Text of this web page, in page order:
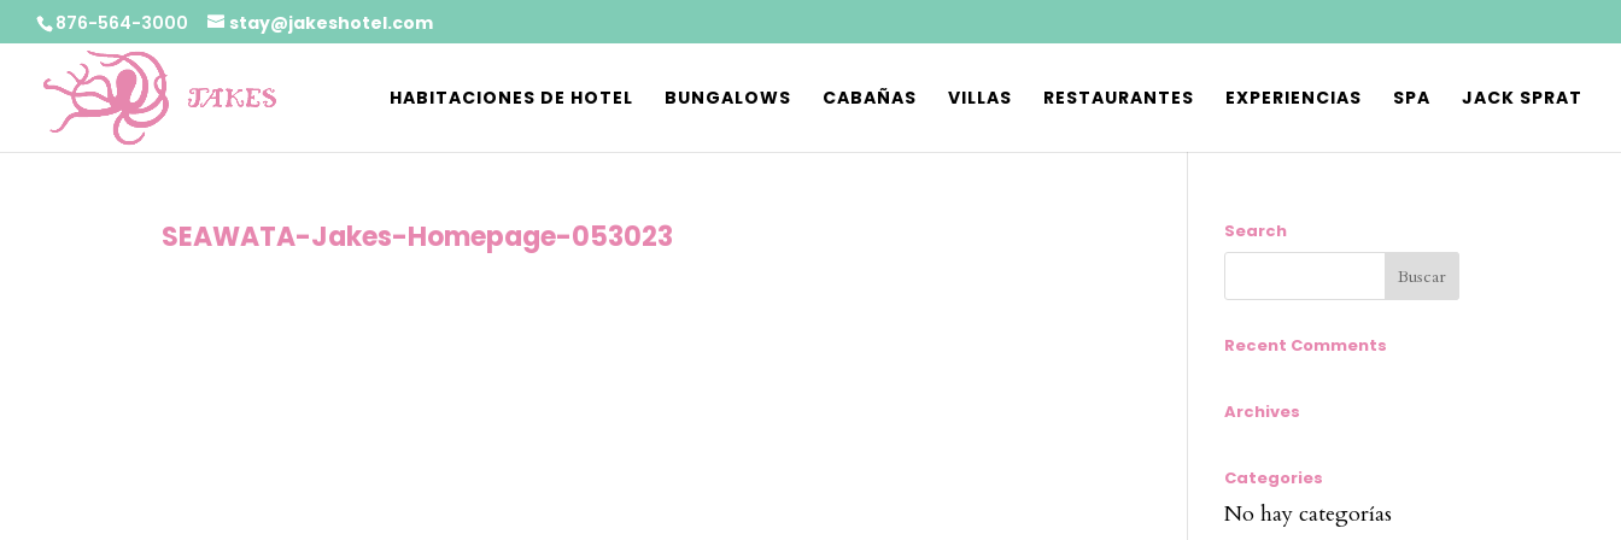
876-564-3000 stay@jakeshotel.com
HABITACIONES DE HOTEL BUNGALOWS CABAÑAS VILLAS RESTAURANTES EXPERIENCIAS SPA JACK SPRAT
SEAWATA-Jakes-Homepage-053023 Search
Recent Comments
Archives
Categories
No hay categorías